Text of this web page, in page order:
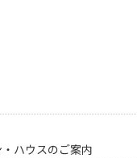
ハウスのご案内